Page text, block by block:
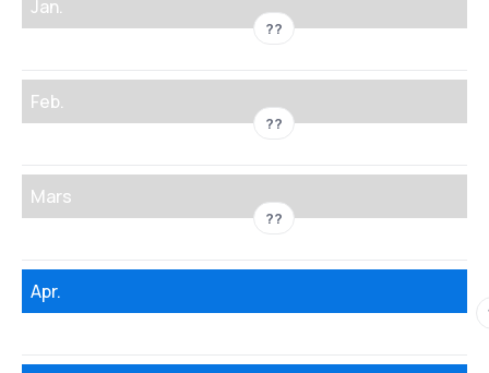
Jan.
??
Feb.
??
Mars
??
Apr.